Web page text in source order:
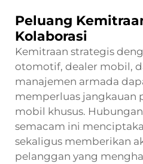
Peluang
Kolaborasi
Kemitraan strategis
otomotif, dealer mobil,
manajemen armada
memperluas jangkauan
mobil khusus.
semacam ini
sekaligus memberikan
pelanggan yang